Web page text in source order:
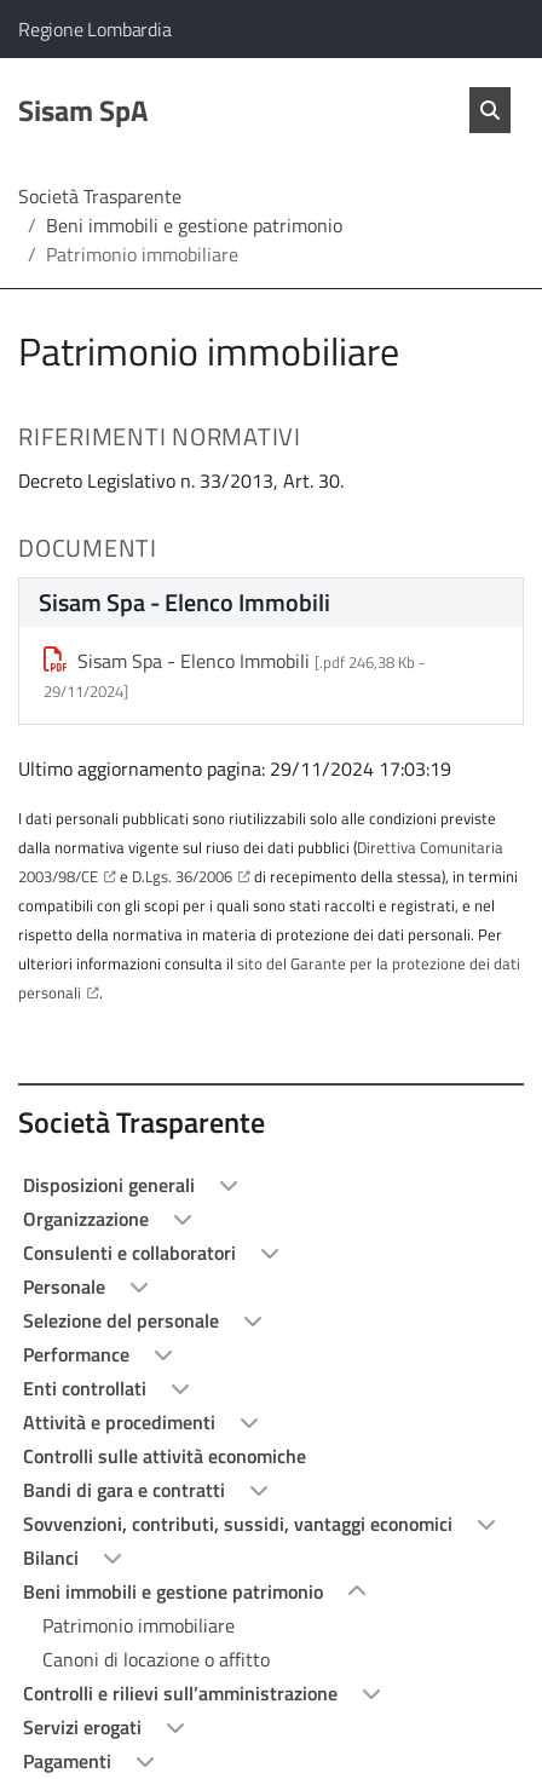
Home
Servizi
Linea
diretta
Il comune di Sisam SpA appartiene a:
Regione Lombardia(Apre il link in una nuova scheda)
Sisam SpA salta
Società Trasparente
Beni immobili e gestione patrimonio
Patrimonio immobiliare
Patrimonio immobiliare
RIFERIMENTI NORMATIVI
Decreto Legislativo n. 33/2013, Art. 30.
DOCUMENTI
Sisam Spa - Elenco Immobili
Sisam Spa - Elenco Immobili [.pdf 246,38 Kb -
29/11/2024]
Ultimo aggiornamento pagina: 29/11/2024 17:03:19
I dati personali pubblicati sono riutilizzabili solo alle condizioni previste
dalla normativa vigente sul riuso dei dati pubblici (Direttiva Comunitaria
2003/98/CE
e D.Lgs. 36/2006
di recepimento della stessa), in termini
compatibili con gli scopi per i quali sono stati raccolti e registrati, e nel
rispetto della normativa in materia di protezione dei dati personali. Per
ulteriori informazioni consulta il sito del Garante per la protezione dei dati
personali
.
Società Trasparente
Disposizioni generali
Organizzazione
Consulenti e collaboratori
Personale
Selezione del personale
Performance
Enti controllati
Attività e procedimenti
Controlli sulle attività economiche
Bandi di gara e contratti
Sovvenzioni, contributi, sussidi, vantaggi economici
Bilanci
Beni immobili e gestione patrimonio
Patrimonio immobiliare
Canoni di locazione o affitto
Controlli e rilievi sull’amministrazione
Servizi erogati
Pagamenti